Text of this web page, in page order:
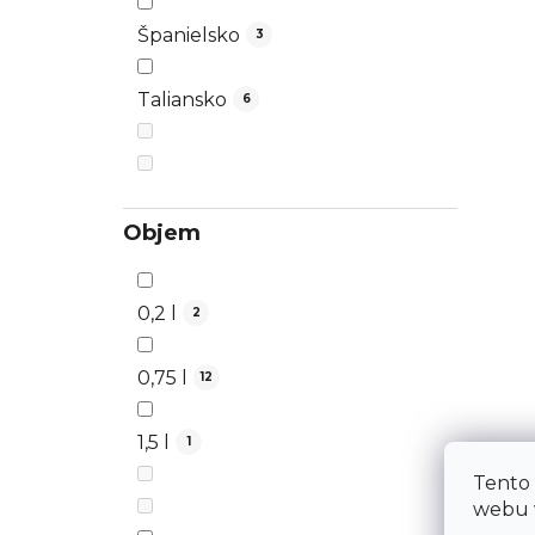
Tento
webu
Španielsko 3
Taliansko 6
Objem
0,2 l 2
0,75 l 12
1,5 l 1